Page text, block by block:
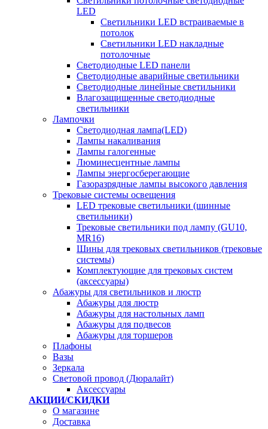
LED
Cветильники LED встраиваемые в
потолок
Светильники LED накладные
потолочные
Светодиодные LED панели
Светодиодные аварийные светильники
Светодиодные линейные светильники
Влагозащищенные светодиодные
светильники
Лампочки
Светодиодная лампа(LED)
Лампы накаливания
Лампы галогенные
Люминесцентные лампы
Лампы энергосберегающие
Газоразрядные лампы высокого давления
Трековые системы освещения
LED трековые светильники (шинные
светильники)
Трековые светильники под лампу (GU10,
MR16)
Шины для трековых светильников (трековые
системы)
Комплектующие для трековых систем
(аксессуары)
Абажуры для светильников и люстр
Абажуры для люстр
Абажуры для настольных ламп
Абажуры для подвесов
Абажуры для торшеров
Плафоны
Вазы
Зеркала
Световой провод (Дюралайт)
Аксессуары
АКЦИИ/СКИДКИ
О магазине
Доставка